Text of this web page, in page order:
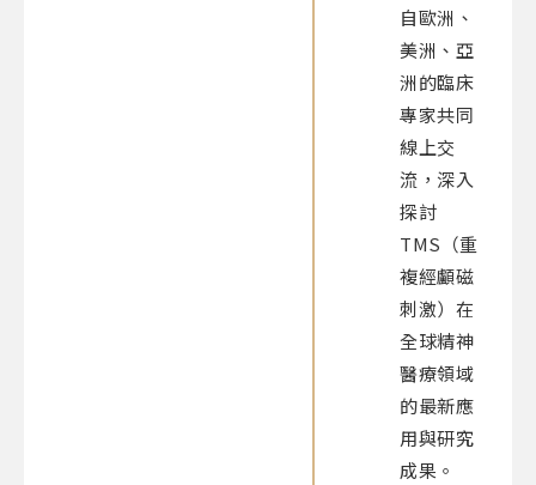
自歐洲、
美洲、亞
洲的臨床
專家共同
線上交
流，深入
探討
TMS（重
複經顱磁
刺激）在
全球精神
醫療領域
的最新應
用與研究
成果。